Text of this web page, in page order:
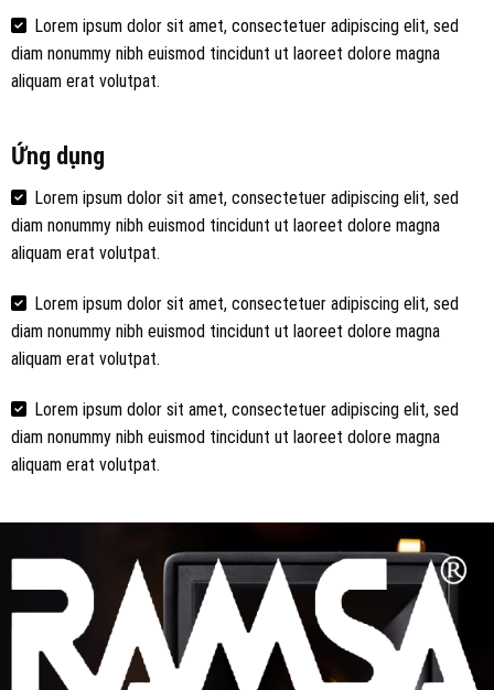
Lorem ipsum dolor sit amet, consectetuer adipiscing elit, sed
diam nonummy nibh euismod tincidunt ut laoreet dolore magna
aliquam erat volutpat.
Ứng dụng
Lorem ipsum dolor sit amet, consectetuer adipiscing elit, sed
diam nonummy nibh euismod tincidunt ut laoreet dolore magna
aliquam erat volutpat.
Lorem ipsum dolor sit amet, consectetuer adipiscing elit, sed
diam nonummy nibh euismod tincidunt ut laoreet dolore magna
aliquam erat volutpat.
Lorem ipsum dolor sit amet, consectetuer adipiscing elit, sed
diam nonummy nibh euismod tincidunt ut laoreet dolore magna
aliquam erat volutpat.